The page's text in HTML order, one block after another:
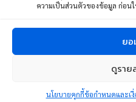
ความเป็นส่วนตัวของข้อมูล ก่อน
ยอ
ดูราย
นโยบายคุกกี้ข้อกำหนดและเ